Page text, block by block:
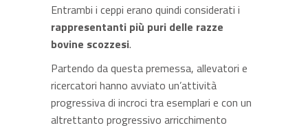
Entrambi i ceppi erano quindi considerati i
rappresentanti più puri delle razze
bovine scozzesi.
Partendo da questa premessa, allevatori e
ricercatori hanno avviato un’attività
progressiva di incroci tra esemplari e con un
altrettanto progressivo arricchimento